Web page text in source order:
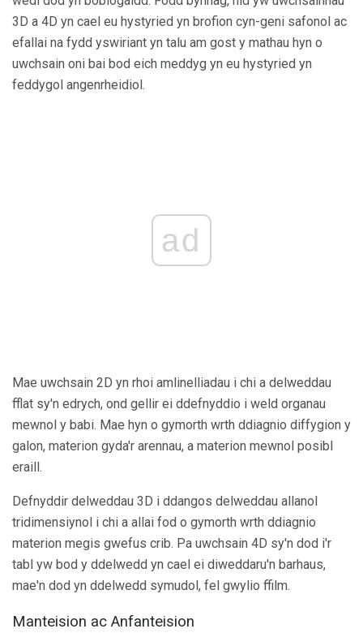
3D a 4D yn cael eu hystyried yn brofion cyn-geni safonol ac
efallai na fydd yswiriant yn talu am gost y mathau hyn o
uwchsain oni bai bod eich meddyg yn eu hystyried yn
feddygol angenrheidiol.
ad
Mae uwchsain 2D yn rhoi amlinelliadau i chi a delweddau
fflat sy'n edrych, ond gellir ei ddefnyddio i weld organau
mewnol y babi. Mae hyn o gymorth wrth ddiagnio diffygion y
galon, materion gyda'r arennau, a materion mewnol posibl
eraill.
Defnyddir delweddau 3D i ddangos delweddau allanol
tridimensiynol i chi a allai fod o gymorth wrth ddiagnio
materion megis gwefus crib. Pa uwchsain 4D sy'n dod i'r
tabl yw bod y ddelwedd yn cael ei diweddaru'n barhaus,
mae'n dod yn ddelwedd symudol, fel gwylio ffilm.
Manteision ac Anfanteision